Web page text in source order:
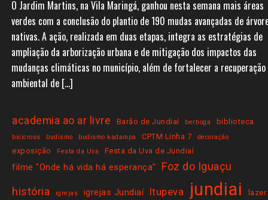
O Jardim Martins, na Vila Maringá, ganhou nesta semana mais áreas
verdes com a conclusão do plantio de 190 mudas avançadas de
nativas. A ação, realizada em duas etapas, integra as estratégias de
ampliação da arborização urbana e de mitigação dos impactos das
mudanças climáticas no município, além de fortalecer a recuperação
ambiental de […]
academia ao ar livre Barão de Jundiaí bertioga biblioteca
bicicross budismo budismo kadampa CPTM Linha 7 decoração
exposição Festa da Uva Festa da Uva de Jundiaí
filme "Onde há vida há esperança"
Foz do Iguaçu
história
igrejas igrejas Jundiaí Itupeva jundiai lazer